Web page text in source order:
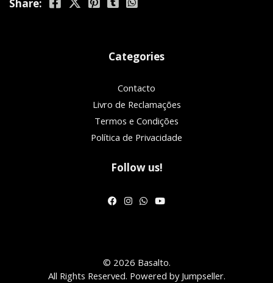
Share:
Categories
Contacto
Livro de Reclamações
Termos e Condições
Política de Privacidade
Follow us!
© 2026 Basalto.
All Rights Reserved. Powered by Jumpseller.